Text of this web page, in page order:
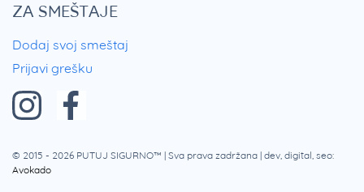
ZA SMEŠTAJE
Dodaj svoj smeštaj
Prijavi grešku
© 2015 - 2026 PUTUJ SIGURNO™ | Sva prava zadržana | dev, digital, seo:
Avokado